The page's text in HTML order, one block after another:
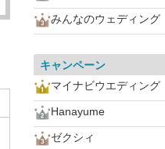
みんなのウェディング
キャンペーン
マイナビウエディング
Hanayume
ゼクシィ